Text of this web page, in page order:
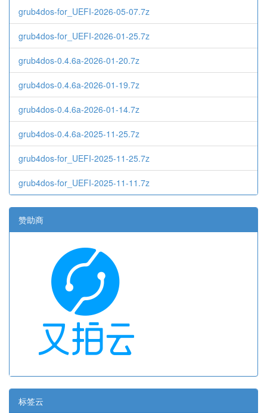
grub4dos-for_UEFI-2026-05-07.7z
grub4dos-for_UEFI-2026-01-25.7z
grub4dos-0.4.6a-2026-01-20.7z
grub4dos-0.4.6a-2026-01-19.7z
grub4dos-0.4.6a-2026-01-14.7z
grub4dos-0.4.6a-2025-11-25.7z
grub4dos-for_UEFI-2025-11-25.7z
grub4dos-for_UEFI-2025-11-11.7z
赞助商
标签云